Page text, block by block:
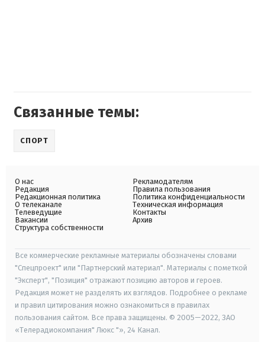
Связанные темы:
СПОРТ
О нас
Редакция
Редакционная политика
О телеканале
Телеведущие
Вакансии
Структура собственности
Рекламодателям
Правила пользования
Политика конфиденциальности
Техническая информация
Контакты
Архив
Все коммерческие рекламные материалы обозначены словами
"Спецпроект" или "Партнерский материал". Материалы с пометкой
"Эксперт", "Позиция" отражают позицию авторов и героев.
Редакция может не разделять их взглядов. Подробнее о рекламе
и правил цитирования можно ознакомиться в правилах
пользования сайтом. Все права защищены. © 2005—2022, ЗАО
«Телерадиокомпания" Люкс "», 24 Канал.